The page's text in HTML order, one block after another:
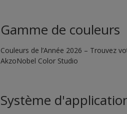
Gamme de couleurs
Couleurs de l’Année 2026 – Trouvez
AkzoNobel Color Studio
Système